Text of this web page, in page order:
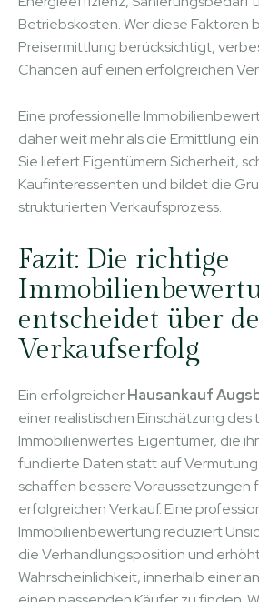
Betriebskosten. Wer diese Faktoren
Preisermittlung berücksichtigt,
Chancen auf einen erfolgreichen
Eine professionelle
daher weit mehr als die Ermittlung
Sie liefert Eigentümern Sicherheit,
Kaufinteressenten und bildet die
strukturierten Verkaufsprozess.
Fazit: Die richtige
entscheidet über
Verkaufserfolg
Ein erfolgreicherHausankauf
einer realistischen Einschätzung des
Immobilienwertes. Eigentümer, die
fundierte Daten statt auf
schaffen bessere Voraussetzungen
erfolgreichen Verkauf. Eine
Immobilienbewertung reduziert
die Verhandlungsposition und
Wahrscheinlichkeit, innerhalb einer